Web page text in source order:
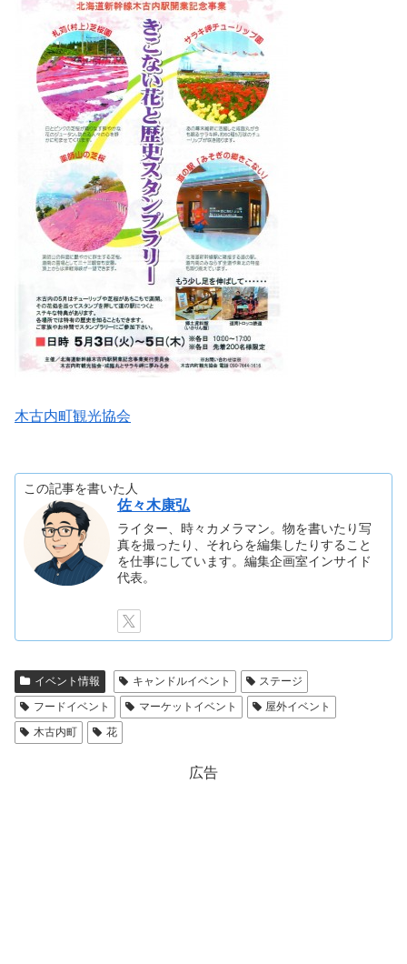
木古内町観光協会
この記事を書いた人
佐々木康弘
ライター、時々カメラマン。物を書いたり写
真を撮ったり、それらを編集したりすること
を仕事にしています。編集企画室インサイド
代表。
イベント情報 キャンドルイベント
ステージ
フードイベント
マーケットイベント
屋外イベント
木古内町
花
広告